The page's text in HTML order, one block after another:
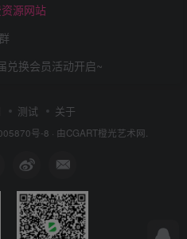
源网站
兑换会员活动开启~
测试 关于
号-8 · 由CGART橙光艺术网.